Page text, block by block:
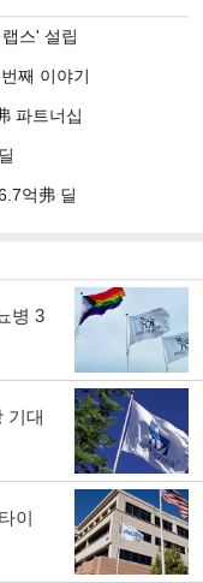
스' 설립
째 이야기
파트너십
억弗 딜
병 3
기대
이